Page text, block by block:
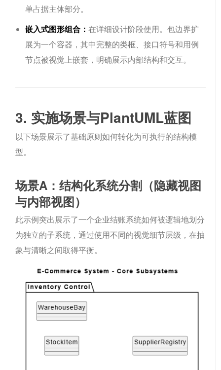
单占据主体部分。
嵌入式图形组合：在详细设计阶段使用。包边界扩
展为一个容器，其中完整的类框、接口符号和用例
节点被视觉上嵌套，明确展示内部结构和交互。
3. 实施场景与PlantUML蓝图
以下场景展示了基础原则如何转化为可执行的结构模
型。
场景A：结构化系统分割（隐藏视图
与内部视图）
此示例突出展示了一个企业结账系统如何被逻辑地划分
为独立的子系统，通过使用不同的视觉细节层级，在抽
象与清晰之间取得平衡。